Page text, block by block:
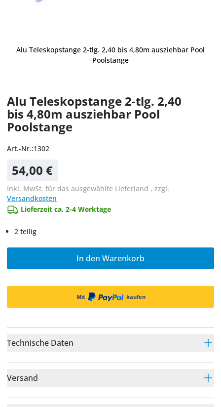
Alu Teleskopstange 2-tlg. 2,40 bis 4,80m ausziehbar Pool
Poolstange
Alu Teleskopstange 2-tlg. 2,40
bis 4,80m ausziehbar Pool
Poolstange
Art.-Nr.:1302
54,00 €
Inkl. MwSt. für das ausgewählte Lieferland , zzgl.
Versandkosten
Lieferzeit ca. 2-4 Werktage
2 teilig
In den Warenkorb
Mit kaufen
Technische Daten
Versand